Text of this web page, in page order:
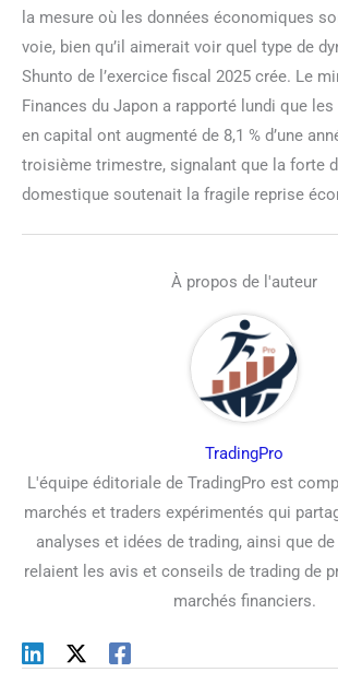
la mesure où les données économiques
voie, bien qu’il aimerait voir quel type de
Shunto de l’exercice fiscal 2025 crée. Le
Finances du Japon a rapporté lundi que
en capital ont augmenté de 8,1 % d’une
troisième trimestre, signalant que la forte
domestique soutenait la fragile reprise
À propos de l'auteur
TradingPro
L'équipe éditoriale de TradingPro est
marchés et traders expérimentés qui
analyses et idées de trading, ainsi que
relaient les avis et conseils de trading de
marchés financiers.